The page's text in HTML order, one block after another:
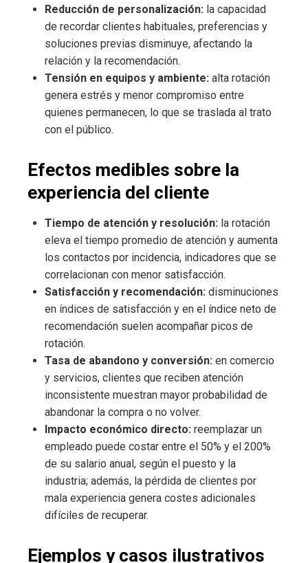
Reducción de personalización: la capacidad
de recordar clientes habituales, preferencias y
soluciones previas disminuye, afectando la
relación y la recomendación.
Tensión en equipos y ambiente: alta rotación
genera estrés y menor compromiso entre
quienes permanecen, lo que se traslada al trato
con el público.
Efectos medibles sobre la
experiencia del cliente
Tiempo de atención y resolución: la rotación
eleva el tiempo promedio de atención y aumenta
los contactos por incidencia, indicadores que se
correlacionan con menor satisfacción.
Satisfacción y recomendación: disminuciones
en índices de satisfacción y en el índice neto de
recomendación suelen acompañar picos de
rotación.
Tasa de abandono y conversión: en comercio
y servicios, clientes que reciben atención
inconsistente muestran mayor probabilidad de
abandonar la compra o no volver.
Impacto económico directo: reemplazar un
empleado puede costar entre el 50% y el 200%
de su salario anual, según el puesto y la
industria; además, la pérdida de clientes por
mala experiencia genera costes adicionales
difíciles de recuperar.
Ejemplos y casos ilustrativos